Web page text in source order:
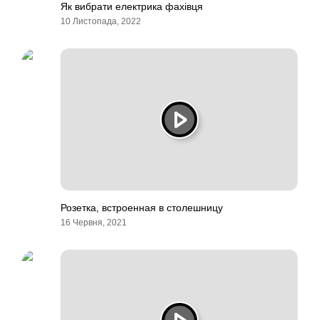
Як вибрати електрика фахівця
10 Листопада, 2022
Розетка, встроенная в столешницу
16 Червня, 2021